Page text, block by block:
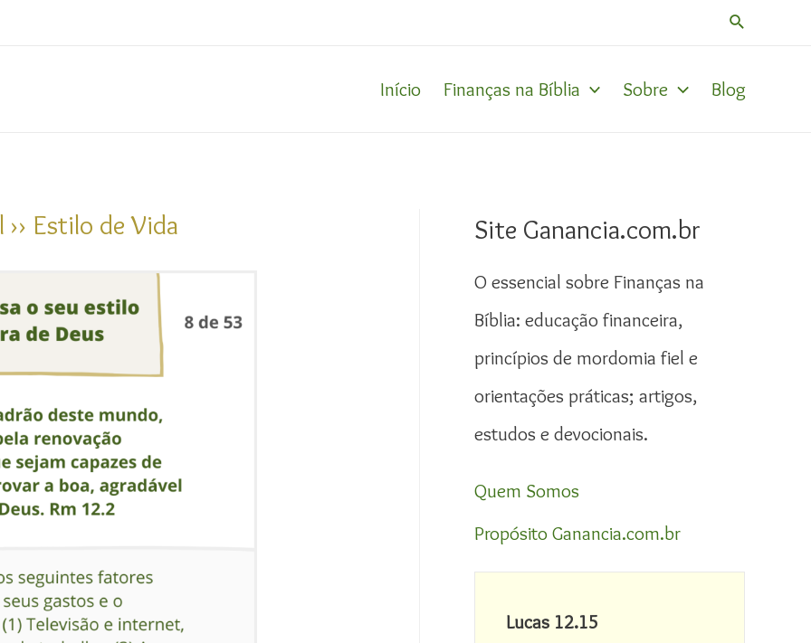
Pesquisar
Início Finanças na Bíblia Sobre Blog
Estilo de Vida Site Ganancia.com.br
O essencial sobre Finanças na
Bíblia: educação financeira,
princípios de mordomia fiel e
orientações práticas; artigos,
estudos e devocionais.
Quem Somos
Propósito Ganancia.com.br
Lucas 12.15